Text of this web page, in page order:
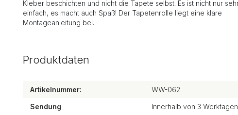
Kleber beschichten und nicht die Tapete selbst. Es ist nicht nur
einfach, es macht auch Spaß! Der Tapetenrolle liegt eine klare
Montageanleitung bei.
Produktdaten
Artikelnummer: WW-062
Sendung Innerhalb von 3 Werktagen